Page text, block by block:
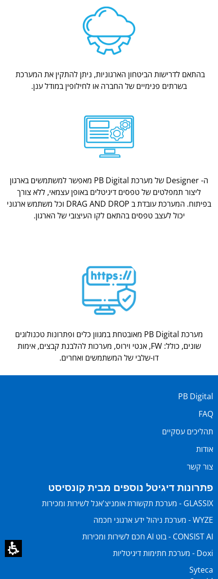
בהתאם לדרישות הביטחון הארגוניות, ניתן להתקין את המערכת
בשרתים פנימיים של החברה או לחילופין במודל ענן.
ה- Designer של מערכת PB Digital מאפשר למשתמשים בארגון
ליצור תמפלטים של טפסים דיגיטלים באופן עצמאי, ללא צורך
בפיתוח. המערכת עובדת ב DRAG AND DROP וכל משתמש ארגוני
יכול לעצב טפסים בהתאם לקו העיצובי של הארגון.
מערכת PB Digital מאובטחת במגוון כלים ופתרונות טכנולוגים
שונים, כולל: FW, אנטי וירוס, מערכות להלבנת קבצים, אימות
דו-שלבי של המשתמשים ואחרים.
PB Digital
FAQ
תהליכים עסקיים
אודות
צור קשר
פתרונות דיגיטל נוספים מבית קונסיסט
GLASSIX - מערכת תקשורת אומניצ'אנל לשירות ומכירות
WYZE - מערכת ניהול ידע ארגוני חכמה
CONSIST AI - בוט AI חכם לשירות ומכירות
Doxi - מערכת חתימות דיגיטליות
Syteca